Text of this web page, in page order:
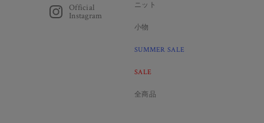
Official
Instagram
ニット
小物
SUMMER SALE
SALE
全商品